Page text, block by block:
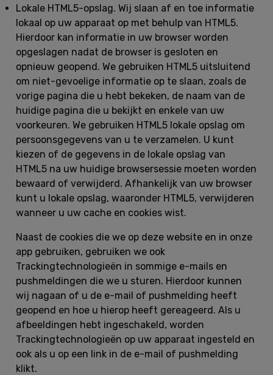
Lokale HTML5-opslag. Wij slaan af en toe informatie
lokaal op uw apparaat op met behulp van HTML5.
Hierdoor kan informatie in uw browser worden
opgeslagen nadat de browser is gesloten en
opnieuw geopend. We gebruiken HTML5 uitsluitend
om niet-gevoelige informatie op te slaan, zoals de
vorige pagina die u hebt bekeken, de naam van de
huidige pagina die u bekijkt en enkele van uw
voorkeuren. We gebruiken HTML5 lokale opslag om
persoonsgegevens van u te verzamelen. U kunt
kiezen of de gegevens in de lokale opslag van
HTML5 na uw huidige browsersessie moeten worden
bewaard of verwijderd. Afhankelijk van uw browser
kunt u lokale opslag, waaronder HTML5, verwijderen
wanneer u uw cache en cookies wist.
Naast de cookies die we op deze website en in onze
app gebruiken, gebruiken we ook
Trackingtechnologieën in sommige e-mails en
pushmeldingen die we u sturen. Hierdoor kunnen
wij nagaan of u de e-mail of pushmelding heeft
geopend en hoe u hierop heeft gereageerd. Als u
afbeeldingen hebt ingeschakeld, worden
Trackingtechnologieën op uw apparaat ingesteld en
ook als u op een link in de e-mail of pushmelding
klikt.